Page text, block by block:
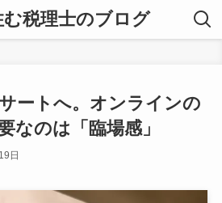
税理士のブログ
ートへ。オンラインの
なのは「臨場感」
日